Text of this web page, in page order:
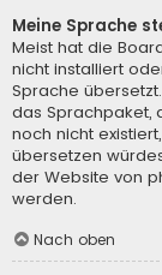
Meine Sprache
Meist hat die
nicht installiert
Sprache
das Sprachpaket,
noch nicht
übersetzen
der Website von
werden.
Nach oben